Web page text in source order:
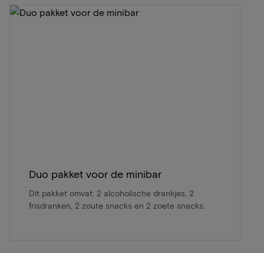
Duo pakket voor de minibar
Dit pakket omvat: 2 alcoholische drankjes, 2
frisdranken, 2 zoute snacks en 2 zoete snacks.